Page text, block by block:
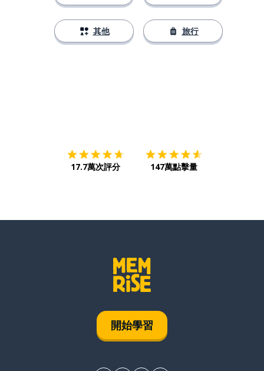
其他 旅行
17.7萬次評分 147萬點擊量
開始學習